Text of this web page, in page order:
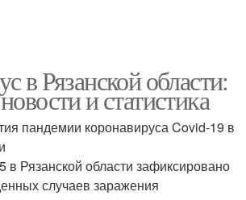
в Рязанской области:
и статистика
пандемии коронавируса Covid-19 в
в Рязанской области зафиксировано
случаев заражения